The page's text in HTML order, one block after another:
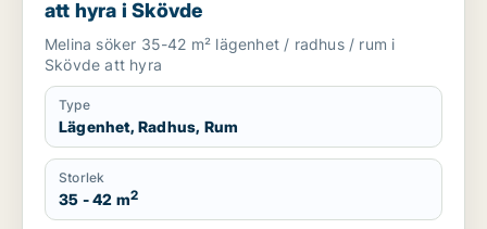
att hyra i Skövde
Melina söker 35-42 m² lägenhet / radhus / rum i
Skövde att hyra
Type
Lägenhet, Radhus, Rum
Storlek
35 - 42 m2